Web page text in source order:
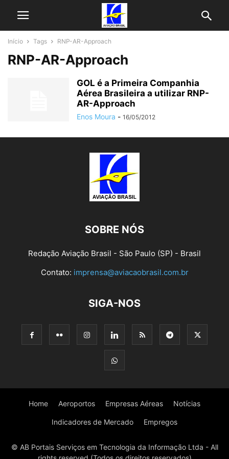
Início Tags RNP-AR-Approach
RNP-AR-Approach
GOL é a Primeira Companhia
Aérea Brasileira a utilizar RNP-
AR-Approach
Enos Moura - 16/05/2012
SOBRE NÓS
Redação Aviação Brasil - São Paulo (SP) - Brasil
Contato: imprensa@aviacaobrasil.com.br
SIGA-NOS
Home Aeroportos Empresas Aéreas Notícias
Indicadores de Mercado Empregos
© AB Portais Serviços em Tecnologia da Informação Ltda - All